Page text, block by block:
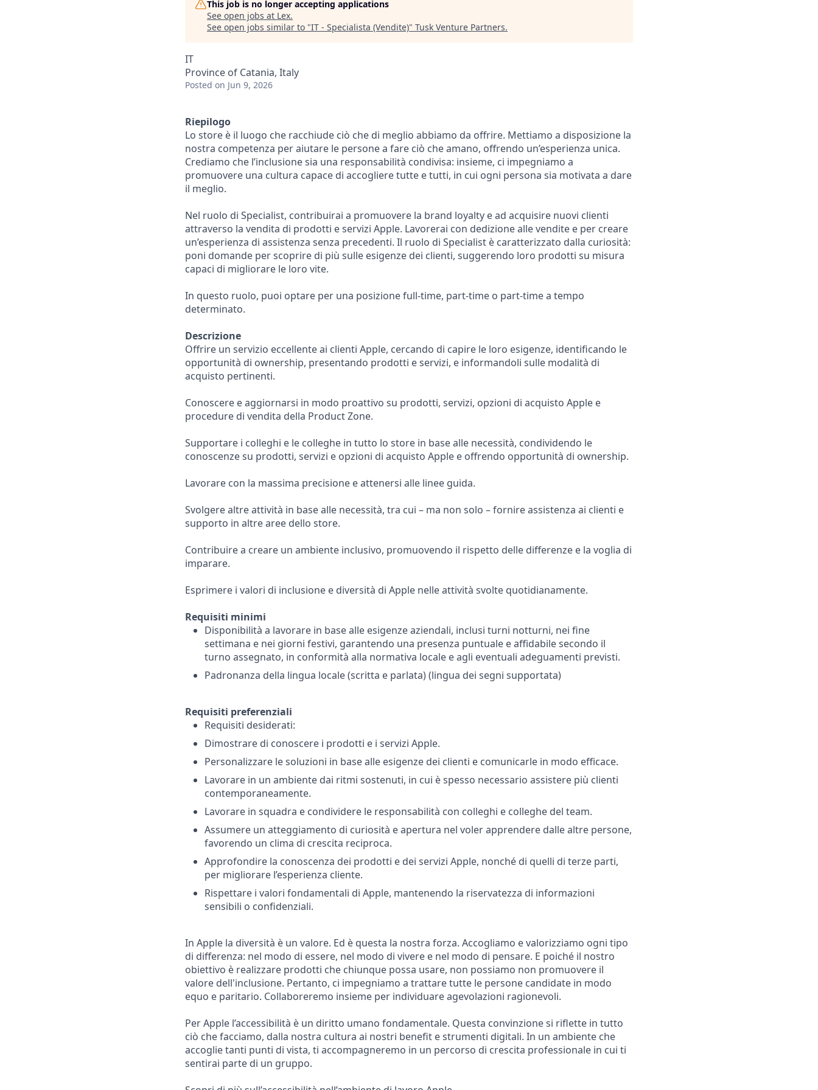
This job is no longer accepting applications
See open jobs at Lex.
See open jobs similar to "IT - Specialista (Vendite)" Tusk Venture Partners.
IT
Province of Catania, Italy
Posted on Jun 9, 2026
Riepilogo
Lo store è il luogo che racchiude ciò che di meglio abbiamo da offrire. Mettiamo a disposizione la
nostra competenza per aiutare le persone a fare ciò che amano, offrendo un’esperienza unica.
Crediamo che l’inclusione sia una responsabilità condivisa: insieme, ci impegniamo a
promuovere una cultura capace di accogliere tutte e tutti, in cui ogni persona sia motivata a dare
il meglio.
Nel ruolo di Specialist, contribuirai a promuovere la brand loyalty e ad acquisire nuovi clienti
attraverso la vendita di prodotti e servizi Apple. Lavorerai con dedizione alle vendite e per creare
un’esperienza di assistenza senza precedenti. Il ruolo di Specialist è caratterizzato dalla curiosità:
poni domande per scoprire di più sulle esigenze dei clienti, suggerendo loro prodotti su misura
capaci di migliorare le loro vite.
In questo ruolo, puoi optare per una posizione full-time, part-time o part-time a tempo
determinato.
Descrizione
Offrire un servizio eccellente ai clienti Apple, cercando di capire le loro esigenze, identificando le
opportunità di ownership, presentando prodotti e servizi, e informandoli sulle modalità di
acquisto pertinenti.
Conoscere e aggiornarsi in modo proattivo su prodotti, servizi, opzioni di acquisto Apple e
procedure di vendita della Product Zone.
Supportare i colleghi e le colleghe in tutto lo store in base alle necessità, condividendo le
conoscenze su prodotti, servizi e opzioni di acquisto Apple e offrendo opportunità di ownership.
Lavorare con la massima precisione e attenersi alle linee guida.
Svolgere altre attività in base alle necessità, tra cui – ma non solo – fornire assistenza ai clienti e
supporto in altre aree dello store.
Contribuire a creare un ambiente inclusivo, promuovendo il rispetto delle differenze e la voglia di
imparare.
Esprimere i valori di inclusione e diversità di Apple nelle attività svolte quotidianamente.
Requisiti minimi
Disponibilità a lavorare in base alle esigenze aziendali, inclusi turni notturni, nei fine
settimana e nei giorni festivi, garantendo una presenza puntuale e affidabile secondo il
turno assegnato, in conformità alla normativa locale e agli eventuali adeguamenti previsti.
Padronanza della lingua locale (scritta e parlata) (lingua dei segni supportata)
Requisiti preferenziali
Requisiti desiderati:
Dimostrare di conoscere i prodotti e i servizi Apple.
Personalizzare le soluzioni in base alle esigenze dei clienti e comunicarle in modo efficace.
Lavorare in un ambiente dai ritmi sostenuti, in cui è spesso necessario assistere più clienti
contemporaneamente.
Lavorare in squadra e condividere le responsabilità con colleghi e colleghe del team.
Assumere un atteggiamento di curiosità e apertura nel voler apprendere dalle altre persone,
favorendo un clima di crescita reciproca.
Approfondire la conoscenza dei prodotti e dei servizi Apple, nonché di quelli di terze parti,
per migliorare l’esperienza cliente.
Rispettare i valori fondamentali di Apple, mantenendo la riservatezza di informazioni
sensibili o confidenziali.
In Apple la diversità è un valore. Ed è questa la nostra forza. Accogliamo e valorizziamo ogni tipo
di differenza: nel modo di essere, nel modo di vivere e nel modo di pensare. E poiché il nostro
obiettivo è realizzare prodotti che chiunque possa usare, non possiamo non promuovere il
valore dell'inclusione. Pertanto, ci impegniamo a trattare tutte le persone candidate in modo
equo e paritario. Collaboreremo insieme per individuare agevolazioni ragionevoli.
Per Apple l’accessibilità è un diritto umano fondamentale. Questa convinzione si riflette in tutto
ciò che facciamo, dalla nostra cultura ai nostri benefit e strumenti digitali. In un ambiente che
accoglie tanti punti di vista, ti accompagneremo in un percorso di crescita professionale in cui ti
sentirai parte di un gruppo.